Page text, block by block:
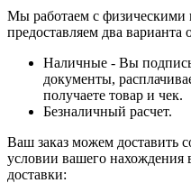
Мы работаем с
предоставляем два варианта
Наличные - Вы
документы,
получаете товар и чек.
Безналичный расчет.
Ваш заказ можем доставить
условии вашего нахождения
доставки: